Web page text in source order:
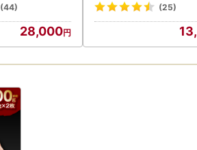
(44)
28,000
(25)